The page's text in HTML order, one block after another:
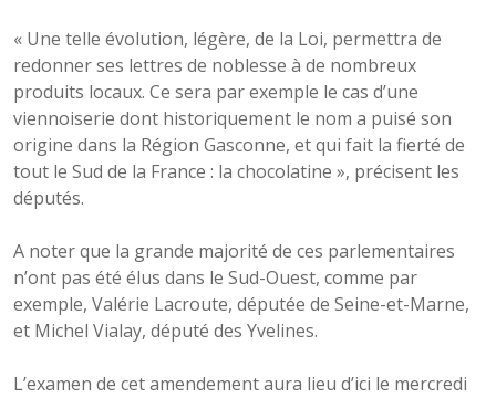
« Une telle évolution, légère, de la Loi, permettra de
redonner ses lettres de noblesse à de nombreux
produits locaux. Ce sera par exemple le cas d’une
viennoiserie dont historiquement le nom a puisé son
origine dans la Région Gasconne, et qui fait la fierté de
tout le Sud de la France : la chocolatine », précisent les
députés.
A noter que la grande majorité de ces parlementaires
n’ont pas été élus dans le Sud-Ouest, comme par
exemple, Valérie Lacroute, députée de Seine-et-Marne,
et Michel Vialay, député des Yvelines.
L’examen de cet amendement aura lieu d’ici le mercredi